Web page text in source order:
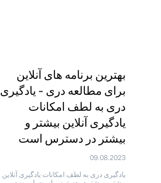
بهترین برنامه های آنلاین
برای مطالعه دری - یادگیری
دری به لطف امکانات
یادگیری آنلاین بیشتر و
بیشتر در دسترس است
09.08.2023
یادگیری دری به لطف امکانات یادگیری آنلاین